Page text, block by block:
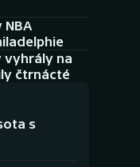
NBA
vyhrály na
čtrnácté
s